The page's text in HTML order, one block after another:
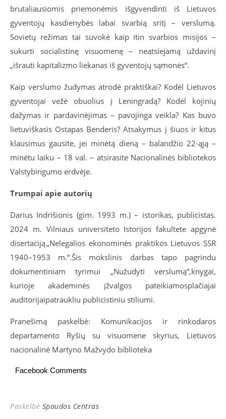
brutaliausiomis priemonėmis išgyvendinti iš Lietuvos
gyventojų kasdienybės labai svarbią sritį – verslumą.
Sovietų režimas tai suvokė kaip itin svarbios misijos –
sukurti socialistinę visuomenę – neatsiejamą uždavinį
„išrauti kapitalizmo liekanas iš gyventojų sąmonės“.
Kaip verslumo žudymas atrodė praktiškai? Kodėl Lietuvos
gyventojai vežė obuolius į Leningradą? Kodėl kojinių
dažymas ir pardavinėjimas – pavojinga veikla? Kas buvo
lietuviškasis Ostapas Benderis? Atsakymus į šiuos ir kitus
klausimus gausite, jei minėtą dieną – balandžio 22-ąją –
minėtu laiku – 18 val. – atsirasite Nacionalinės bibliotekos
Valstybingumo erdvėje.
Trumpai apie autorių
Darius Indrišionis (gim. 1993 m.) – istorikas, publicistas.
2024 m. Vilniaus universiteto Istorijos fakultete apgynė
disertaciją „Nelegalios ekonominės praktikos Lietuvos SSR
1940–1953 m.“.Šis mokslinis darbastapo pagrindu
dokumentiniam tyrimui „Nužudyti verslumą“,knygai,
kurioje akademinės įžvalgos pateikiamosplačiajai
auditorijaipatraukliu publicistiniu stiliumi.
Pranešimą paskelbė: Komunikacijos ir rinkodaros
departamento Ryšių su visuomene skyrius, Lietuvos
nacionalinė Martyno Mažvydo biblioteka
Facebook Comments
Paskelbė Spaudos Centras